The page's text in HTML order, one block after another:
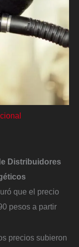
Distribuidores
que el precio
pesos a partir
precios subieron